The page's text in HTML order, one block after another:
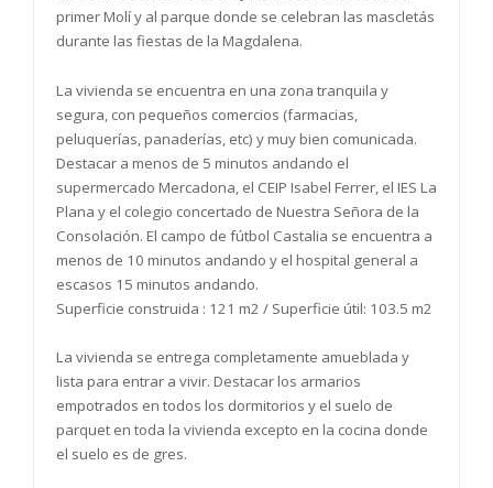
primer Molí y al parque donde se celebran las mascletás
durante las fiestas de la Magdalena.
La vivienda se encuentra en una zona tranquila y
segura, con pequeños comercios (farmacias,
peluquerías, panaderías, etc) y muy bien comunicada.
Destacar a menos de 5 minutos andando el
supermercado Mercadona, el CEIP Isabel Ferrer, el IES La
Plana y el colegio concertado de Nuestra Señora de la
Consolación. El campo de fútbol Castalia se encuentra a
menos de 10 minutos andando y el hospital general a
escasos 15 minutos andando.
Superficie construida : 121 m2 / Superficie útil: 103.5 m2
La vivienda se entrega completamente amueblada y
lista para entrar a vivir. Destacar los armarios
empotrados en todos los dormitorios y el suelo de
parquet en toda la vivienda excepto en la cocina donde
el suelo es de gres.